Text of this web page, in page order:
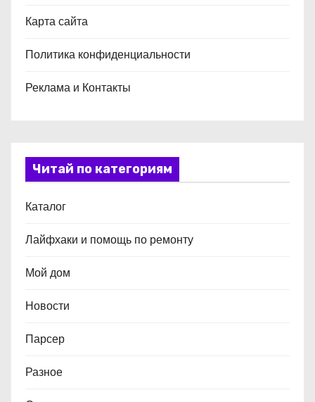
Карта сайта
Политика конфиденциальности
Реклама и Контакты
Читай по категориям
Каталог
Лайфхаки и помощь по ремонту
Мой дом
Новости
Парсер
Разное